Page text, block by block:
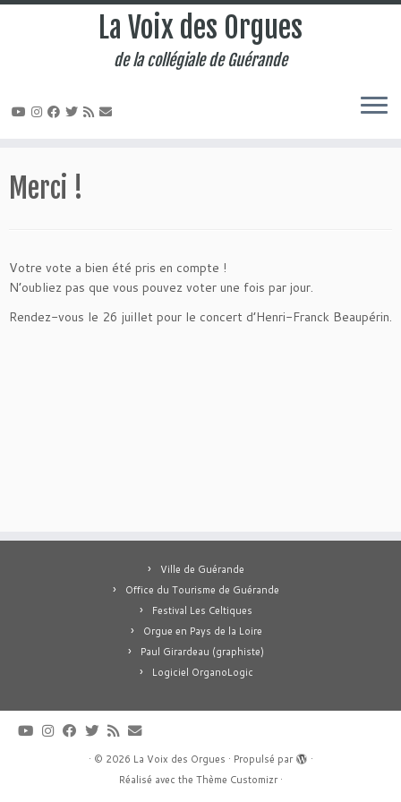
au
contenu
La Voix des Orgues
de la collégiale de Guérande
Merci !
Votre vote a bien été pris en compte !
N’oubliez pas que vous pouvez voter une fois par jour.
Rendez-vous le 26 juillet pour le concert d’Henri-Franck Beaupérin.
Ville de Guérande
Office du Tourisme de Guérande
Festival Les Celtiques
Orgue en Pays de la Loire
Paul Girardeau (graphiste)
Logiciel OrganoLogic
· © 2026 La Voix des Orgues · Propulsé par
·
Réalisé avec the Thème Customizr·